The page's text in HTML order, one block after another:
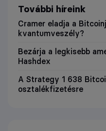
További híreink
Cramer eladja a
kvantumveszély?
Bezárja a legkisebb
Hashdex
A Strategy 1 638
osztalékfizetésre